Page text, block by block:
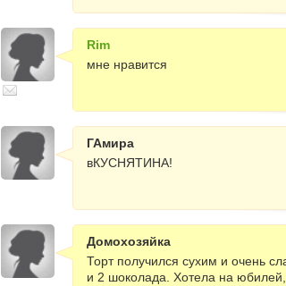
Rim
мне нравится
ГАмира
вКУСНЯТИНА!
Домохозяйка
Торт получился сухим и очень
и 2 шоколада. Хотела на